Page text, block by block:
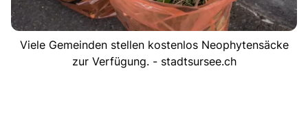
Viele Gemeinden stellen kostenlos Neophytensäcke
zur Verfügung. - stadtsursee.ch